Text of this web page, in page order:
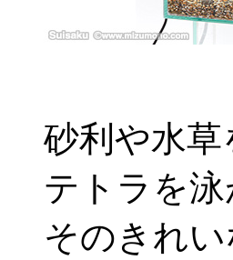
砂利や水
テトラを
そのきれ